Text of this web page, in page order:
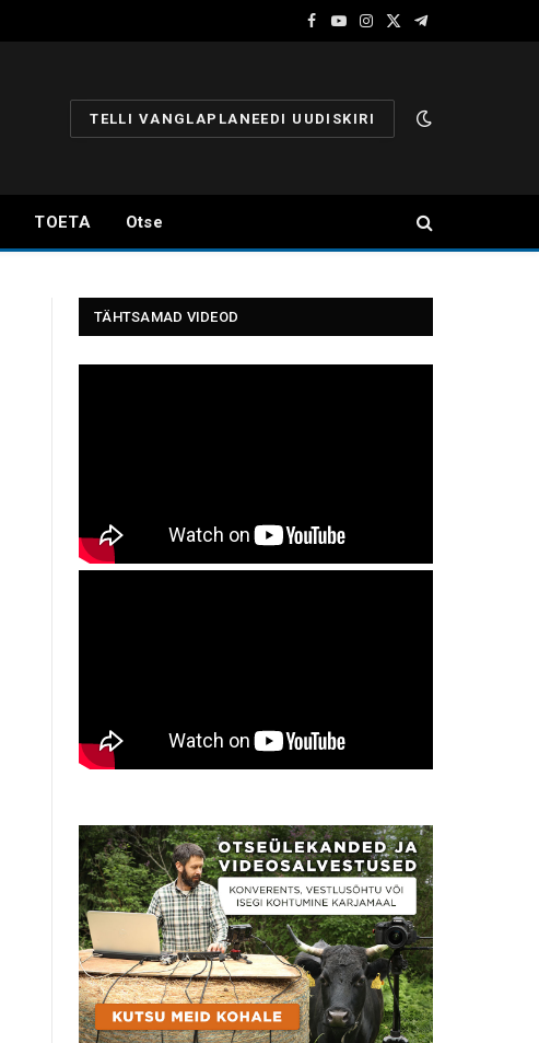
Facebook
YouTube
Instagram
X
Telegram
TELLI VANGLAPLANEEDI UUDISKIRI
TOETA Otse
TÄHTSAMAD VIDEOD